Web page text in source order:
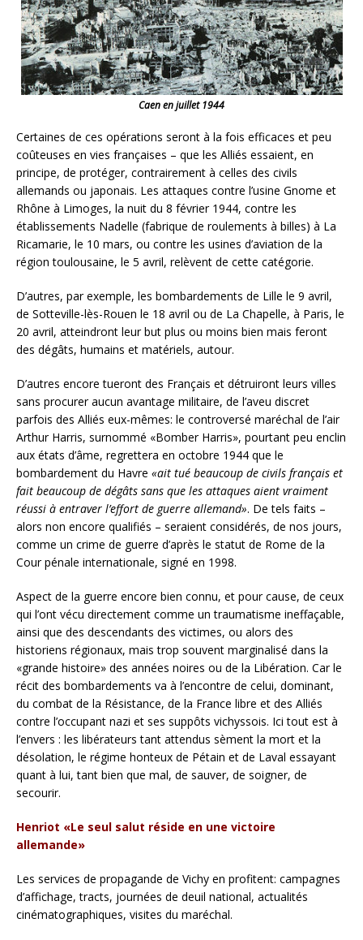
Caen en juillet 1944
Certaines de ces opérations seront à la fois efficaces et peu
coûteuses en vies françaises – que les Alliés essaient, en
principe, de protéger, contrairement à celles des civils
allemands ou japonais. Les attaques contre l’usine Gnome et
Rhône à Limoges, la nuit du 8 février 1944, contre les
établissements Nadelle (fabrique de roulements à billes) à La
Ricamarie, le 10 mars, ou contre les usines d’aviation de la
région toulousaine, le 5 avril, relèvent de cette catégorie.
D’autres, par exemple, les bombardements de Lille le 9 avril,
de Sotteville-lès-Rouen le 18 avril ou de La Chapelle, à Paris, le
20 avril, atteindront leur but plus ou moins bien mais feront
des dégâts, humains et matériels, autour.
D’autres encore tueront des Français et détruiront leurs villes
sans procurer aucun avantage militaire, de l’aveu discret
parfois des Alliés eux-mêmes: le controversé maréchal de l’air
Arthur Harris, surnommé «Bomber Harris», pourtant peu enclin
aux états d’âme, regrettera en octobre 1944 que le
bombardement du Havre «ait tué beaucoup de civils français et
fait beaucoup de dégâts sans que les attaques aient vraiment
réussi à entraver l’effort de guerre allemand». De tels faits –
alors non encore qualifiés – seraient considérés, de nos jours,
comme un crime de guerre d’après le statut de Rome de la
Cour pénale internationale, signé en 1998.
Aspect de la guerre encore bien connu, et pour cause, de ceux
qui l’ont vécu directement comme un traumatisme ineffaçable,
ainsi que des descendants des victimes, ou alors des
historiens régionaux, mais trop souvent marginalisé dans la
«grande histoire» des années noires ou de la Libération. Car le
récit des bombardements va à l’encontre de celui, dominant,
du combat de la Résistance, de la France libre et des Alliés
contre l’occupant nazi et ses suppôts vichyssois. Ici tout est à
l’envers : les libérateurs tant attendus sèment la mort et la
désolation, le régime honteux de Pétain et de Laval essayant
quant à lui, tant bien que mal, de sauver, de soigner, de
secourir.
Henriot «Le seul salut réside en une victoire
allemande»
Les services de propagande de Vichy en profitent: campagnes
d’affichage, tracts, journées de deuil national, actualités
cinématographiques, visites du maréchal.